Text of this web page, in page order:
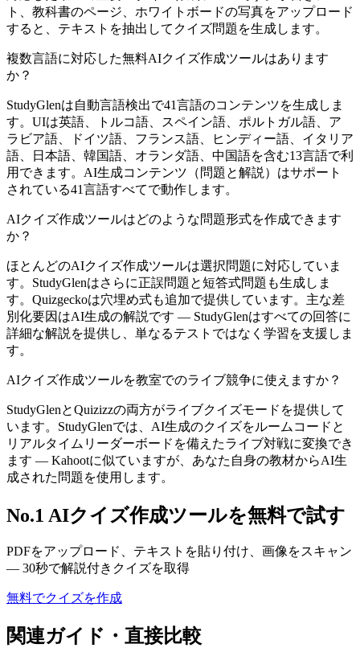
ト、教科書のページ、ホワイトボードの写真をアップロード
すると、テキストを抽出してクイズ問題を生成します。
複数言語に対応した無料AIクイズ作成ツールはあります
か？
StudyGlenは自動言語検出で41言語のコンテンツを生成しま
す。UIは英語、トルコ語、スペイン語、ポルトガル語、ア
ラビア語、ドイツ語、フランス語、ヒンディー語、イタリア
語、日本語、韓国語、オランダ語、中国語を含む13言語で利
用できます。AI生成コンテンツ（問題と解説）はサポート
されている41言語すべてで動作します。
AIクイズ作成ツールはどのような問題形式を作成できます
か？
ほとんどのAIクイズ作成ツールは選択問題に対応していま
す。StudyGlenはさらに正誤問題と短答式問題も生成しま
す。Quizgeckoは穴埋め式も追加で提供しています。主な差
別化要因はAI生成の解説です — StudyGlenはすべての回答に
詳細な解説を提供し、単なるテストではなく学習を支援しま
す。
AIクイズ作成ツールを教室でのライブ競争に使えますか？
StudyGlenとQuizizzの両方がライブクイズモードを提供して
います。StudyGlenでは、AI生成のクイズをルームコードと
リアルタイムリーダーボードを備えたライブ対戦に変換でき
ます — Kahootに似ていますが、あなた自身の教材からAI生
成された問題を使用します。
No.1 AIクイズ作成ツールを無料で試す
PDFをアップロード、テキストを貼り付け、画像をスキャン
— 30秒で解説付きクイズを取得
無料でクイズを作成
関連ガイド・直接比較